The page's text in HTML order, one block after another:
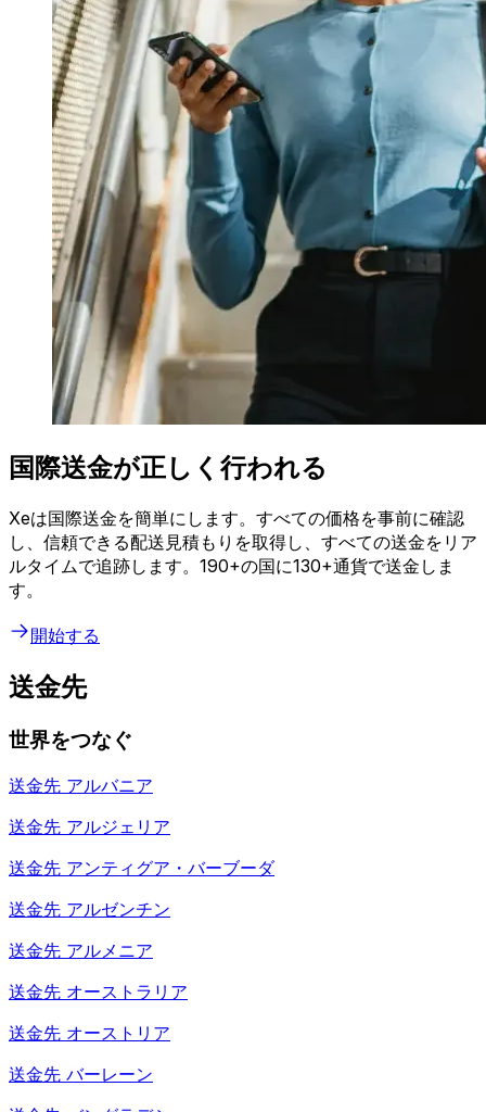
国際送金が正しく行われる
Xeは国際送金を簡単にします。すべての価格を事前に確認
し、信頼できる配送見積もりを取得し、すべての送金をリア
ルタイムで追跡します。190+の国に130+通貨で送金しま
す。
開始する
送金先
世界をつなぐ
送金先 アルバニア
送金先 アルジェリア
送金先 アンティグア・バーブーダ
送金先 アルゼンチン
送金先 アルメニア
送金先 オーストラリア
送金先 オーストリア
送金先 バーレーン